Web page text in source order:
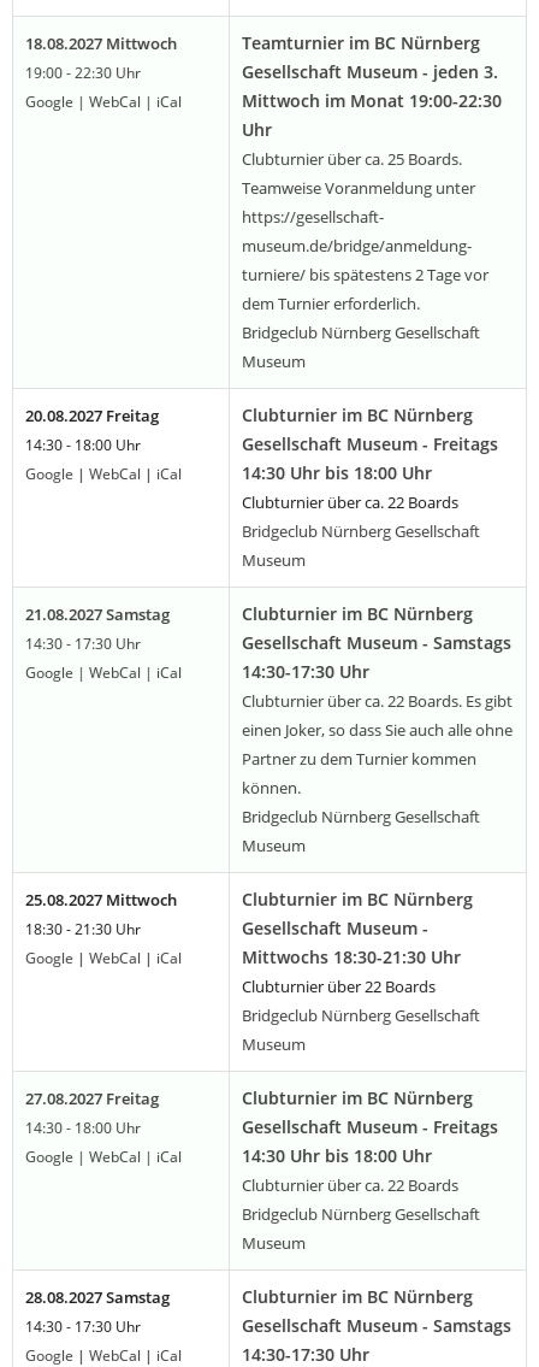
18.08.2027 Mittwoch
19:00 - 22:30 Uhr
Google | WebCal | iCal
Teamturnier im BC Nürnberg
Gesellschaft Museum - jeden 3.
Mittwoch im Monat 19:00-22:30
Uhr
Clubturnier über ca. 25 Boards.
Teamweise Voranmeldung unter
https://gesellschaft-
museum.de/bridge/anmeldung-
turniere/ bis spätestens 2 Tage vor
dem Turnier erforderlich.
Bridgeclub Nürnberg Gesellschaft
Museum
20.08.2027 Freitag
14:30 - 18:00 Uhr
Google | WebCal | iCal
Clubturnier im BC Nürnberg
Gesellschaft Museum - Freitags
14:30 Uhr bis 18:00 Uhr
Clubturnier über ca. 22 Boards
Bridgeclub Nürnberg Gesellschaft
Museum
21.08.2027 Samstag
14:30 - 17:30 Uhr
Google | WebCal | iCal
Clubturnier im BC Nürnberg
Gesellschaft Museum - Samstags
14:30-17:30 Uhr
Clubturnier über ca. 22 Boards. Es gibt
einen Joker, so dass Sie auch alle ohne
Partner zu dem Turnier kommen
können.
Bridgeclub Nürnberg Gesellschaft
Museum
25.08.2027 Mittwoch
18:30 - 21:30 Uhr
Google | WebCal | iCal
Clubturnier im BC Nürnberg
Gesellschaft Museum -
Mittwochs 18:30-21:30 Uhr
Clubturnier über 22 Boards
Bridgeclub Nürnberg Gesellschaft
Museum
27.08.2027 Freitag
14:30 - 18:00 Uhr
Google | WebCal | iCal
Clubturnier im BC Nürnberg
Gesellschaft Museum - Freitags
14:30 Uhr bis 18:00 Uhr
Clubturnier über ca. 22 Boards
Bridgeclub Nürnberg Gesellschaft
Museum
28.08.2027 Samstag
14:30 - 17:30 Uhr
Google | WebCal | iCal
Clubturnier im BC Nürnberg
Gesellschaft Museum - Samstags
14:30-17:30 Uhr